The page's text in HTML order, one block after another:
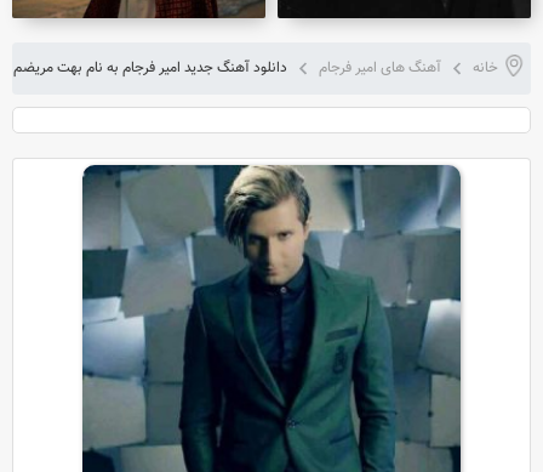
خانه آهنگ های امیر فرجام دانلود آهنگ جدید امیر فرجام به نام بهت مریضم